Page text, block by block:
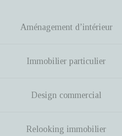
Aménagement d’intérieur
Immobilier particulier
Design commercial
Relooking immobilier